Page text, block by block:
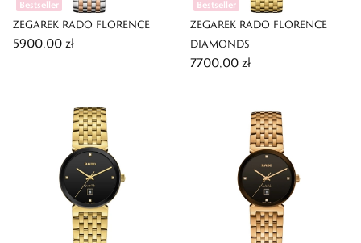
Bestseller
ZEGAREK RADO FLORENCE
5900,00 zł
Bestseller
ZEGAREK RADO FLORENCE
DIAMONDS
7700,00 zł